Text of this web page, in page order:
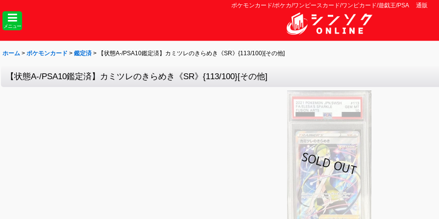
ポケモンカード/ポケカ/ワンピースカード/ワンピカード/遊戯王/PSA 通販
メニュー
ホーム > ポケモンカード > 鑑定済 > 【状態A-/PSA10鑑定済】カミツレのきらめき《SR》{113/100}[その他]
【状態A-/PSA10鑑定済】カミツレのきらめき《SR》{113/100}[その他]